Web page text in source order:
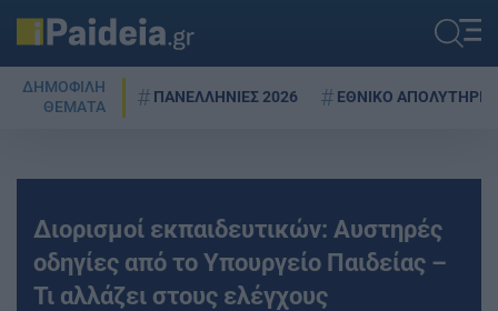
ΔΗΜΟΦΙΛΗ
ΘΕΜΑΤΑ
ΠΑΝΕΛΛΗΝΙΕΣ 2026 ΕΘΝΙΚΟ ΑΠΟΛΥΤΗΡΙΟ
Διορισμοί εκπαιδευτικών: Αυστηρές
οδηγίες από το Υπουργείο Παιδείας –
Τι αλλάζει στους ελέγχους